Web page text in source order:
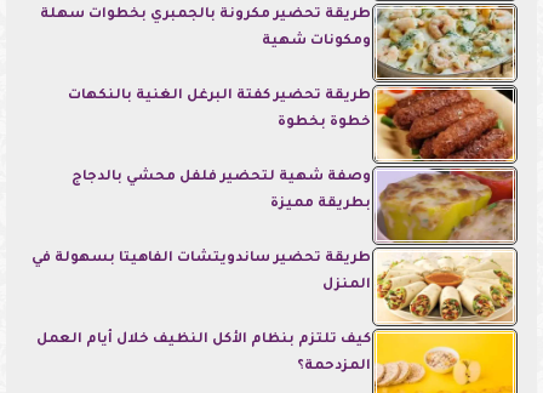
طريقة تحضير مكرونة بالجمبري بخطوات سهلة
ومكونات شهية
طريقة تحضير كفتة البرغل الغنية بالنكهات
خطوة بخطوة
وصفة شهية لتحضير فلفل محشي بالدجاج
بطريقة مميزة
طريقة تحضير ساندويتشات الفاهيتا بسهولة في
المنزل
كيف تلتزم بنظام الأكل النظيف خلال أيام العمل
المزدحمة؟